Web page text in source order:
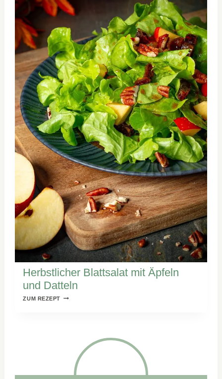
Herbstlicher Blattsalat mit Äpfeln
und Datteln
ZUM REZEPT HERBSTLICHER
DATTELN